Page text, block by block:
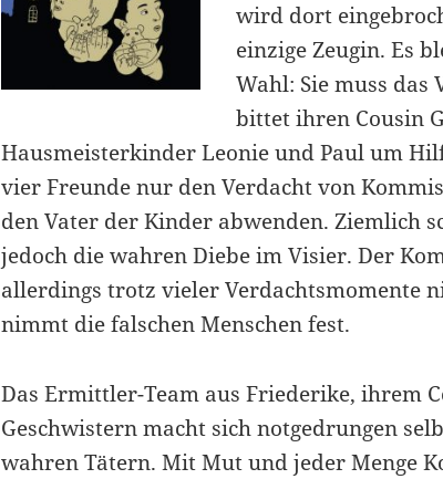
wird dort
einzige Zeugin. Es
Wahl: Sie muss
bittet ihren Cousin
Hausmeisterkinder Leonie und Paul um
vier Freunde nur den Verdacht von
den Vater der Kinder abwenden. Ziemlich
jedoch die wahren Diebe im Visier. Der
allerdings trotz vieler Verdachtsmomente
nimmt die falschen Menschen fest.
Das Ermittler-Team aus Friederike, ihrem
Geschwistern macht sich notgedrungen
wahren Tätern. Mit Mut und jeder Menge